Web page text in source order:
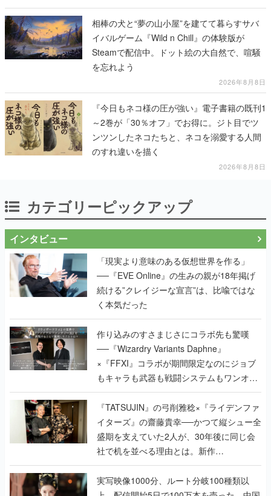
相棒の犬と“夢の山小屋”を建てて暮らすサバ
イバルゲーム『Wild n Chill』の体験版が
Steamで配信中。ドット絵の大自然で、喧騒
を忘れよう
2026年8月8日
『今日もネコ様の圧が強い』電子書籍の既刊1
～2巻が「30％オフ」でお得に。ジト目でツ
ンツンしたネコたちと、ネコを溺愛する人間
のすれ違いを描く
2026年8月8日
カテゴリーピックアップ
インタビュー
「現実より意味のある仮想世界を作る」
──『EVE Online』の生みの親が18年掲げ
続ける”クレイジーな宣言”は、比喩ではな
く本気だった
作り込みのすさまじさにコラボ先も驚嘆
──『Wizardry Variants Daphne』
×『FFXI』コラボが期間限定なのにジョブ
もキャラも武器も戦闘システムもワンオフ
で作り込まれた理由を両ディレクターに聞
く
『TATSUJIN』の弓削雅稔×『ライデンファ
イターズ』の齋藤貴幸──かつて縦シュー全
盛期を支えていた2人が、30年後に同じ会
社で机を並べる理由とは。新作
『TATSUJIN EXTREME』で初タッグを組
んだレジェンド2人に訊く開発秘話
実写映像1000分、ルート分岐100種類以